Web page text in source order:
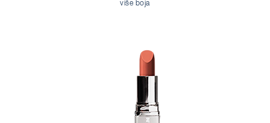
više boja